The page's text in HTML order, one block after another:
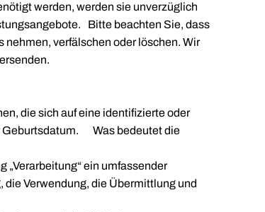
werden, werden sie unverzüglich
Bitte beachten Sie, dass
verfälschen oder löschen. Wir
die sich auf eine identifizierte oder
Geburtsdatum. Was bedeutet die
„Verarbeitung“ ein umfassender
Verwendung, die Übermittlung und